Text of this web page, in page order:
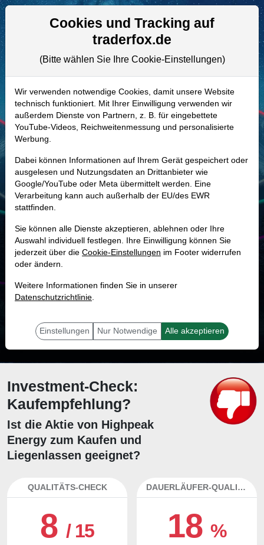
Aktien- und Artikelsuche
A2P9A4 | HPK–Highpeak Energy
Aktie
Realtime-Aktienkurs:
- - -
-
Marktkapitalisierung 909,40 Mio. USD
Unternehmenswert
Umsatz 863,36 Mio. USD
47.7 %
mit dieser Aktie erfolgreich sein.
Investment-Check:
Kaufempfehlung?
Ist die Aktie von Highpeak
Energy zum Kaufen und
Liegenlassen geeignet?
QUALITÄTS-CHECK
8/ 15
DAUERLÄUFER-QUALITÄTEN
18%
Cookies und Tracking auf
traderfox.de
(Bitte wählen Sie Ihre Cookie-Einstellungen)
Wir verwenden notwendige Cookies, damit unsere Website
technisch funktioniert. Mit Ihrer Einwilligung verwenden wir
außerdem Dienste von Partnern, z. B. für eingebettete
YouTube-Videos, Reichweitenmessung und personalisierte
Werbung.
Dabei können Informationen auf Ihrem Gerät gespeichert oder
ausgelesen und Nutzungsdaten an Drittanbieter wie
Google/YouTube oder Meta übermittelt werden. Eine
Verarbeitung kann auch außerhalb der EU/des EWR
stattfinden.
Sie können alle Dienste akzeptieren, ablehnen oder Ihre
Auswahl individuell festlegen. Ihre Einwilligung können Sie
jederzeit über die Cookie-Einstellungen im Footer widerrufen
oder ändern.
Weitere Informationen finden Sie in unserer
Datenschutzrichtlinie.
Einstellungen Nur Notwendige Alle akzeptieren